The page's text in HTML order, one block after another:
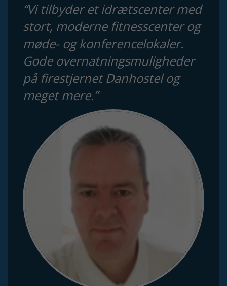
“Vi tilbyder et idrætscenter med
stort, moderne fitnesscenter og
møde- og konferencelokaler.
Gode overnatningsmuligheder
på firestjernet Danhostel og
meget mere.”